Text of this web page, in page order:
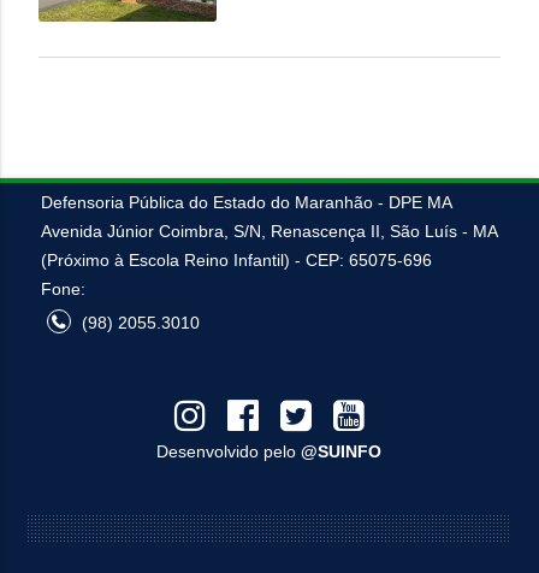
Defensoria Pública do Estado do Maranhão - DPE MA
Avenida Júnior Coimbra, S/N, Renascença II, São Luís - MA
(Próximo à Escola Reino Infantil) - CEP: 65075-696
Fone:
(98) 2055.3010
Desenvolvido pelo@SUINFO